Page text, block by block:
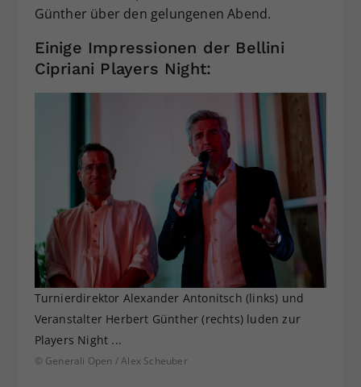
Günther über den gelungenen Abend.
Einige Impressionen der Bellini
Cipriani Players Night:
Turnierdirektor Alexander Antonitsch (links) und
Veranstalter Herbert Günther (rechts) luden zur
Players Night ...
© Generali Open / Alex Scheuber